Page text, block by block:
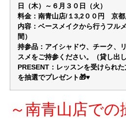
日（木）～６月３０日（火）
料金：南青山店/１3,2００円 京都
内容：ベースメイクから行うフル
間）
持参品：アイシャドウ、チーク、
スメをご持参ください。（貸し出
PRESENT：レッスンを受けられ
を抽選でプレゼント🎁♥
～南青山店での